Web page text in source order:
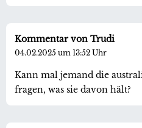
Kommentar von Trudi
04.02.2025 um 13:52 Uhr
Kann mal jemand die
fragen, was sie davon hält?